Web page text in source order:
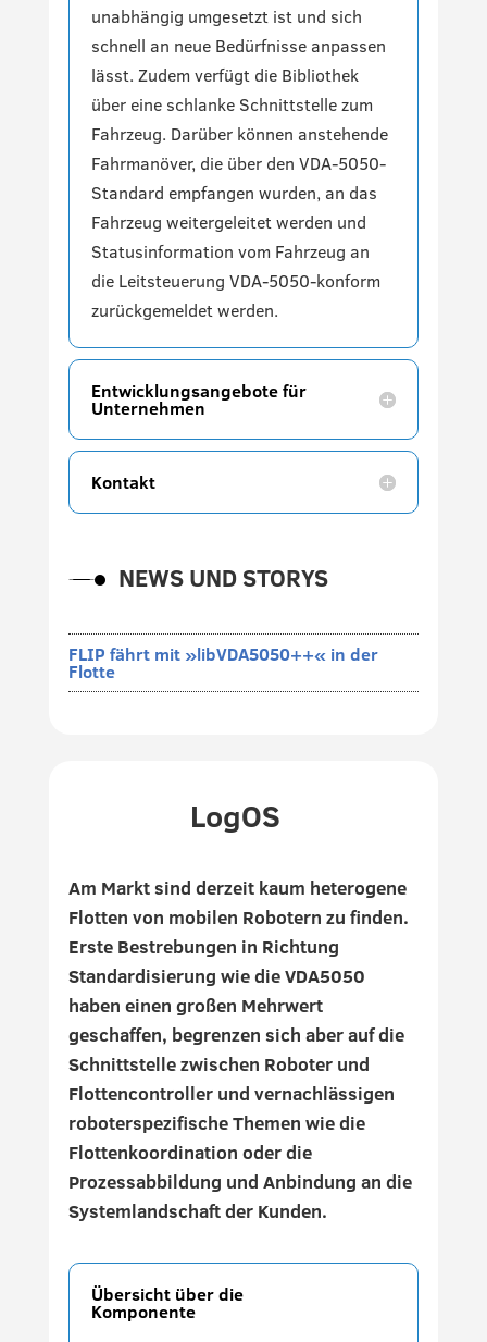
unabhängig umgesetzt ist und sich
schnell an neue Bedürfnisse anpassen
lässt. Zudem verfügt die Bibliothek
über eine schlanke Schnittstelle zum
Fahrzeug. Darüber können anstehende
Fahrmanöver, die über den VDA-5050-
Standard empfangen wurden, an das
Fahrzeug weitergeleitet werden und
Statusinformation vom Fahrzeug an
die Leitsteuerung VDA-5050-konform
zurückgemeldet werden.
Entwicklungsangebote für
Unternehmen
Kontakt
NEWS UND STORYS
FLIP fährt mit »libVDA5050++« in der
Flotte
LogOS
Am Markt sind derzeit kaum heterogene
Flotten von mobilen Robotern zu finden.
Erste Bestrebungen in Richtung
Standardisierung wie die VDA5050
haben einen großen Mehrwert
geschaffen, begrenzen sich aber auf die
Schnittstelle zwischen Roboter und
Flottencontroller und vernachlässigen
roboterspezifische Themen wie die
Flottenkoordination oder die
Prozessabbildung und Anbindung an die
Systemlandschaft der Kunden.
Übersicht über die
Komponente